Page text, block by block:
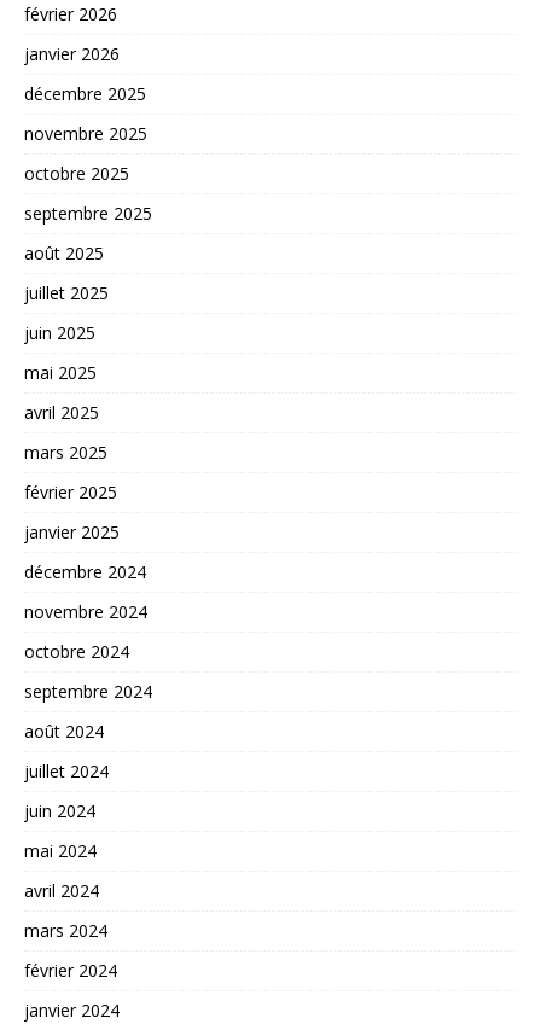
février 2026
janvier 2026
décembre 2025
novembre 2025
octobre 2025
septembre 2025
août 2025
juillet 2025
juin 2025
mai 2025
avril 2025
mars 2025
février 2025
janvier 2025
décembre 2024
novembre 2024
octobre 2024
septembre 2024
août 2024
juillet 2024
juin 2024
mai 2024
avril 2024
mars 2024
février 2024
janvier 2024